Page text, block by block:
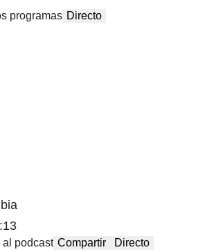
programas Directo
al podcast Compartir Directo